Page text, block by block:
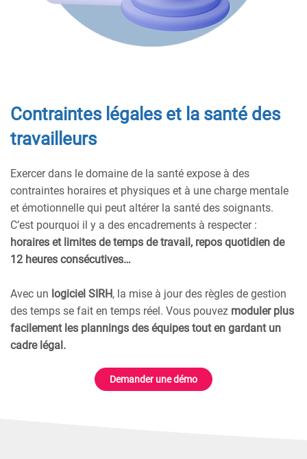
Contraintes légales et la santé des
travailleurs
Exercer dans le domaine de la santé expose à des
contraintes horaires et physiques et à une charge mentale
et émotionnelle qui peut altérer la santé des soignants.
C’est pourquoi il y a des encadrements à respecter :
horaires et limites de temps de travail, repos quotidien de
12 heures consécutives…
Avec un logiciel SIRH, la mise à jour des règles de gestion
des temps se fait en temps réel. Vous pouvez moduler plus
facilement les plannings des équipes tout en gardant un
cadre légal.
Demander une démo